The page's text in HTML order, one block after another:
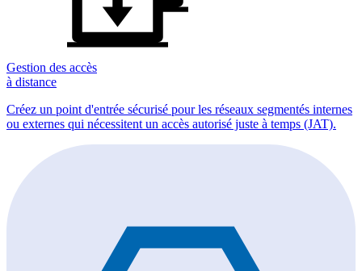
Gestion des accès
à distance
Créez un point d'entrée sécurisé pour les réseaux segmentés internes
ou externes qui nécessitent un accès autorisé juste à temps (JAT).